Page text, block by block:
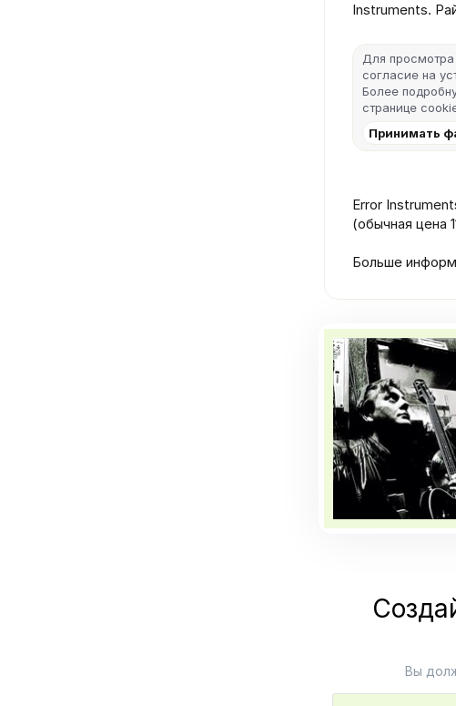
Instruments.
Для просмотра
согласие на
Более
странице
Принимать
Error
(обычная цена
Больше
Вы